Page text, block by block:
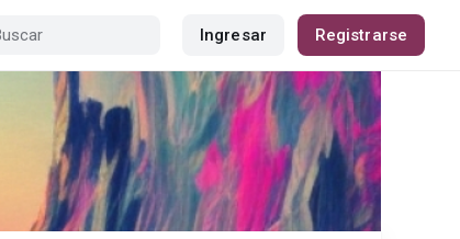
Ingresar Registrarse